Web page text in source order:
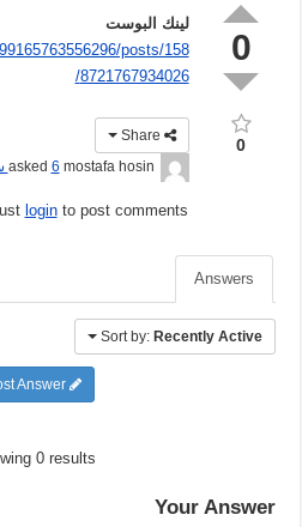
0
0
لينك البوست
posts/158
8721767934026/
mostafa hosin 6 سنوات ago
loginto post comments
Answers
Sort by: Recently Active
0 results
Your Answer